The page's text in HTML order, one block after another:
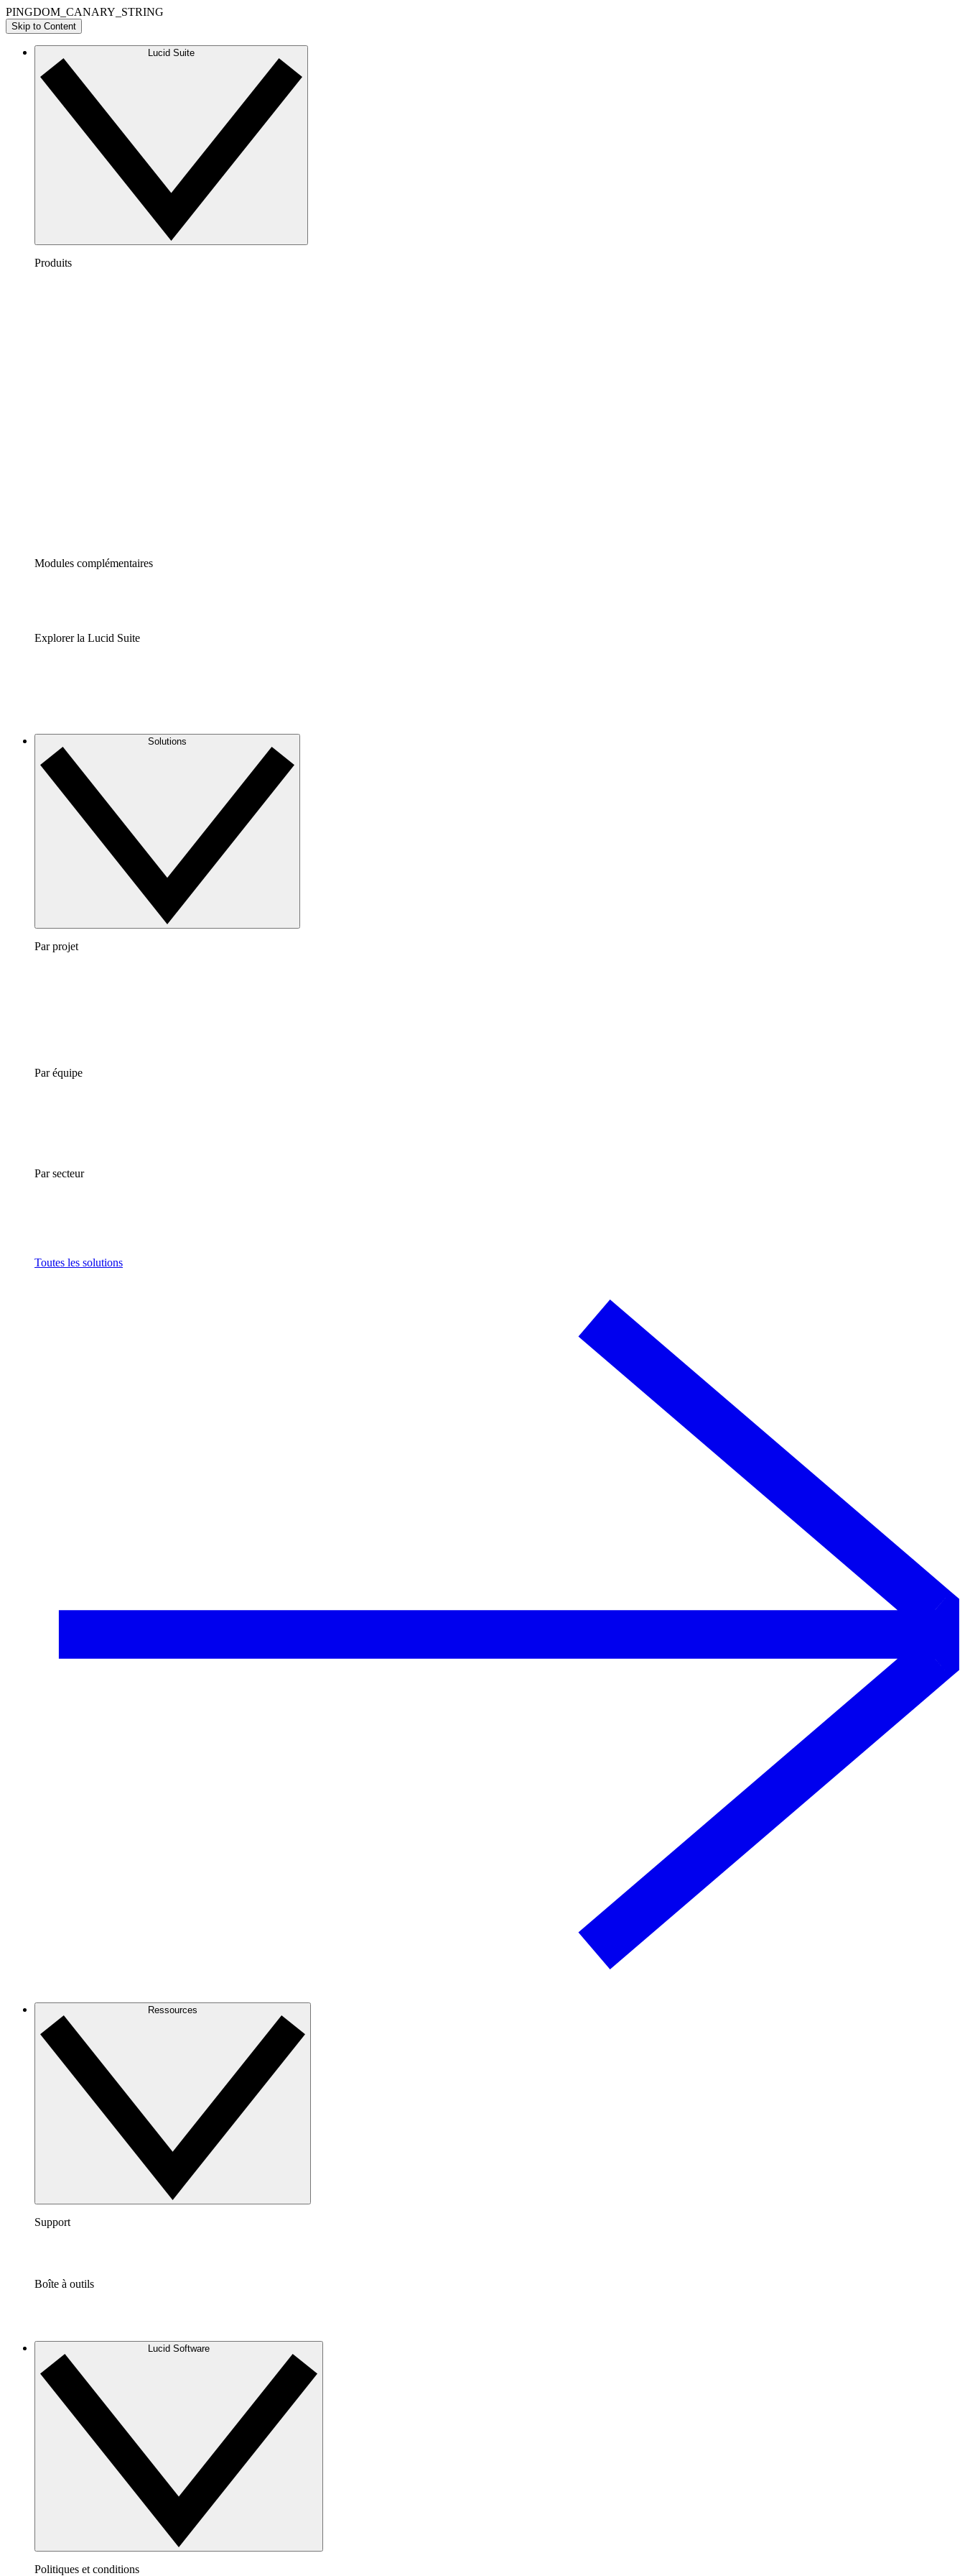
PINGDOM_CANARY_STRING
Skip to Content
Lucid Suite
Produits
Modules complémentaires
Explorer la Lucid Suite
Solutions
Par projet
Par équipe
Par secteur
Toutes les solutions
Ressources
Support
Boîte à outils
Lucid Software
Politiques et conditions